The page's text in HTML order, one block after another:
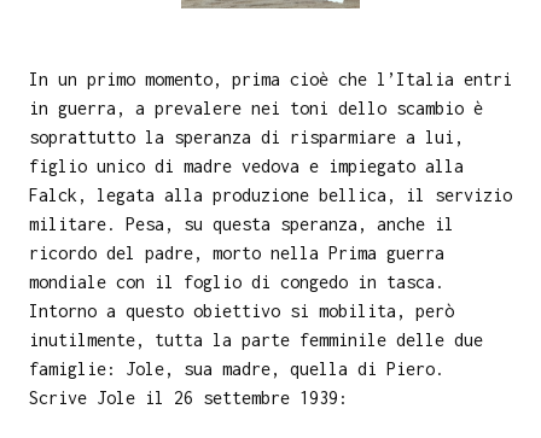
In un primo momento, prima cioè che l’Italia entri
in guerra, a prevalere nei toni dello scambio è
soprattutto la speranza di risparmiare a lui,
figlio unico di madre vedova e impiegato alla
Falck, legata alla produzione bellica, il servizio
militare. Pesa, su questa speranza, anche il
ricordo del padre, morto nella Prima guerra
mondiale con il foglio di congedo in tasca.
Intorno a questo obiettivo si mobilita, però
inutilmente, tutta la parte femminile delle due
famiglie: Jole, sua madre, quella di Piero.
Scrive Jole il 26 settembre 1939: